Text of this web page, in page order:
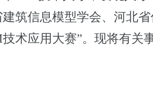
筑信息模型学会、河北
技术应用大赛”。现将有关